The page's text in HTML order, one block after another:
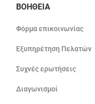
ΒΟΗΘΕΙΑ
Φόρμα επικοινωνίας
Εξυπηρέτηση Πελατών
Συχνές ερωτήσεις
Διαγωνισμοί